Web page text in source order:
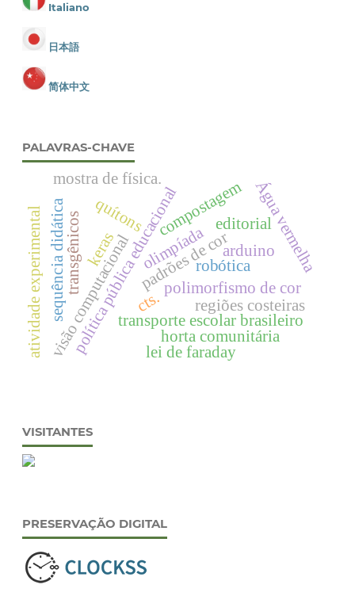
Italiano
日本語
简体中文
PALAVRAS-CHAVE
editorial
olimpíada
política pública educacional
transporte escolar brasileiro
padrões de cor
polimorfismo de cor
quítons
regiões costeiras
robótica
visão computacional
keras
mostra de física.
sequência didáticatransgênicos
cts.
horta comunitária
Água vermelha
compostagem
lei de faraday
atividade experimental arduino
VISITANTES
PRESERVAÇÃO DIGITAL